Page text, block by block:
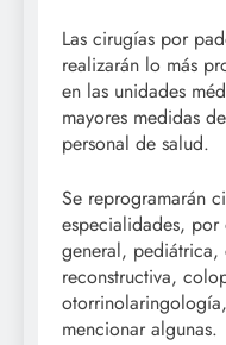
Las cirugías por
realizarán lo más
en las unidades
mayores medidas
personal de salud.
Se reprogramarán
especialidades,
general, pediátrica,
reconstructiva,
mencionar algunas.